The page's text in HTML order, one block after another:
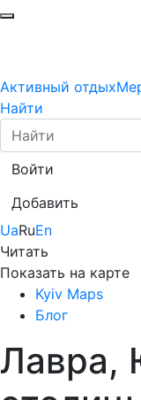
Активный отдых
Найти
Войти
Добавить
UaRuEn
Читать
Показать на карте
Kyiv Maps
Блог
Лавра,